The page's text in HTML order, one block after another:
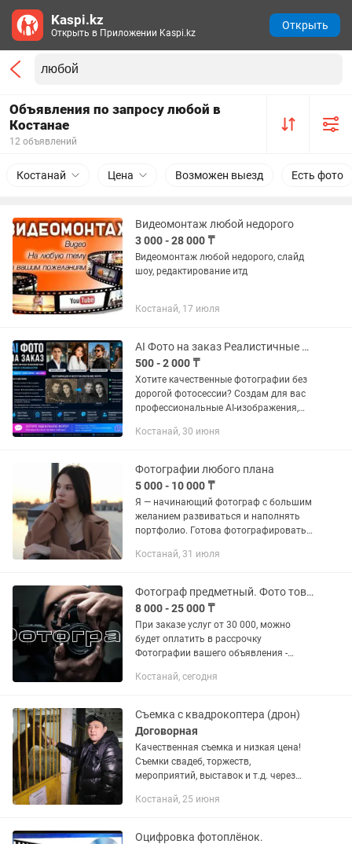
Объявления по запросу любой в
Костанае
12 объявлений
Костанай Цена Возможен выезд Есть фото
Видеомонтаж любой недорого
3 000 - 28 000 ₸
Видеомонтаж любой недорого, слайд
шоу, редактирование итд
Костанай, 17 июля
AI Фото на заказ Реалистичные портреты, бизнес-фото, аватарки, любые AI-и
500 - 2 000 ₸
Хотите качественные фотографии без
дорогой фотосессии? Создам для вас
профессиональные AI-изображения,
реалистично. Что я могу сделать: 📸
Костанай, 30 июня
Фотографии любого плана
5 000 - 10 000 ₸
Я — начинающий фотограф с большим
желанием развиваться и наполнять
портфолио. Готова фотографировать в
вашему желанию Предлагаю: •
Костанай, 31 июля
Фотограф предметный. Фото товаров Костанай. Рекламный фотограф
8 000 - 25 000 ₸
При заказе услуг от 30 000, можно
будет оплатить в рассрочку
Фотографии вашего объявления -
качественные фото ваших товаров для
Костанай, сегодня
Съемка с квадрокоптера (дрон)
Договорная
Качественная съемка и низкая цена!
Съемки свадеб, торжеств,
мероприятий, выставок и т.д. через
дрон) DJI Аэросъемка,
земельных...
Костанай, 25 июня
Оцифровка фотоплёнок.
Kaspi.kz
Открыть в Приложении Kaspi.kz
Открыть